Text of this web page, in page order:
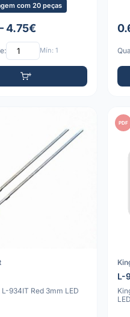
com 20 peças
4.75€
Mín: 1
934IT Red 3mm LED
PDF
L-
LED